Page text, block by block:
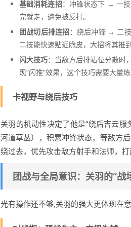
基础消耗连招：冲锋状态下 → 一
完就走，避免被反打。
团战切后排连招：绕后冲锋 → 二
二技能快速贴近脆皮，大招将其推
闪大技巧：当敌方后排站位分散时
现“闪推”效果，这个技巧需要大量
卡视野与绕后技巧
关羽的机动性决定了他是“绕后吉云
河道草丛），积累冲锋状态，等敌方
绕过去，优先攻击敌方射手和法师，打
团战与全局意识：关羽的“战
光有操作还不够,关羽的强大更体现在